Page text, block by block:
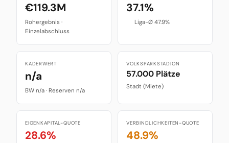
€119.3M
Rohergebnis ·
Einzelabschluss
37.1%
Liga-Ø 47.9%
KADERWERT
n/a
BW n/a · Reserven n/a
VOLKSPARKSTADION
57.000 Plätze
Stadt (Miete)
EIGENKAPITAL-QUOTE
28.6%
VERBINDLICHKEITEN-QUOTE
48.9%